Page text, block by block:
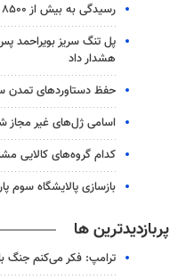
رسیدگی به بیش از ۸۵۰۰ پرونده تخلفاتی در آذربایجان غربی
هشدار داد
حفظ دستاوردهای تمدن
اسامی ژل‌های غیر
کدام گروه‌های کالایی
بازسازی پالایشگاه سوم
پربازدیدترین ها
ترامپ: فکر می‌کنم جنگ با